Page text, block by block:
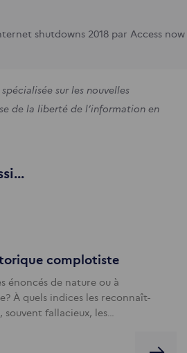
shutdowns 2018 par Access now
sur les nouvelles
de la liberté de l’information en
complotiste
énoncés de nature ou à
À quels indices les reconnaît-
souvent fallacieux, les…